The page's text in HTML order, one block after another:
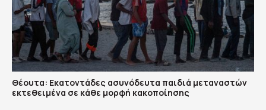
Θέουτα: Εκατοντάδες ασυνόδευτα παιδιά μεταναστών
εκτεθειμένα σε κάθε μορφή κακοποίησης